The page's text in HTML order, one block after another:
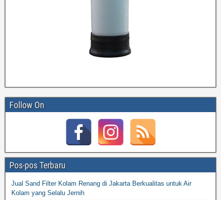
Follow On
Pos-pos Terbaru
Jual Sand Filter Kolam Renang di Jakarta Berkualitas untuk Air
Kolam yang Selalu Jernih